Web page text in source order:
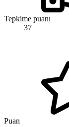
Tepkime puanı
37
Puan